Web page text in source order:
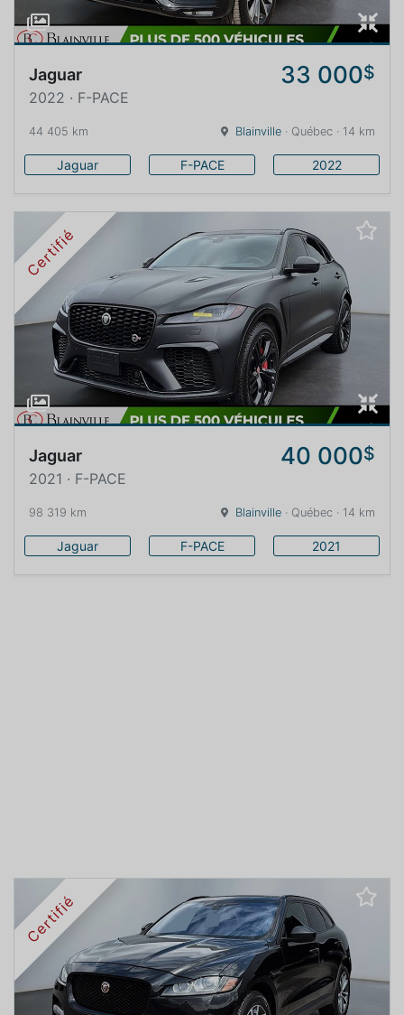
Jaguar 33 000$
2022 · F-PACE
44 405 km Blainville · Québec · 14 km
Jaguar F-PACE 2022
Certifié
Jaguar 40 000$
2021 · F-PACE
98 319 km Blainville · Québec · 14 km
Jaguar F-PACE 2021
Certifié